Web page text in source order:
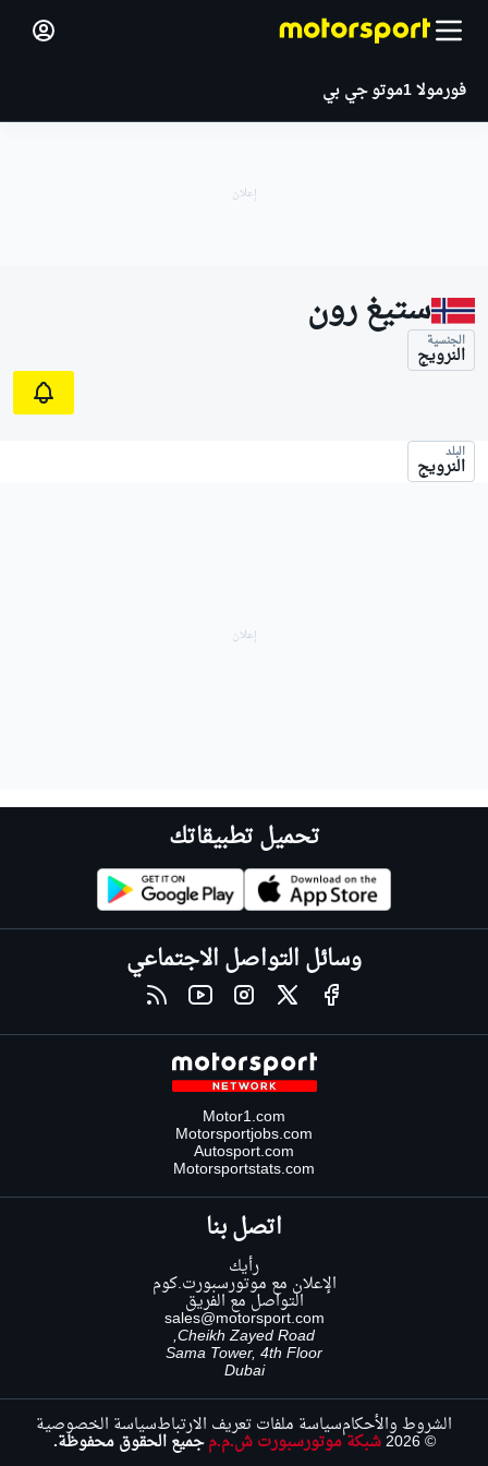
فورمولا 1 موتو جي بي
ستيغ رون
الجنسية
النرويج
البلد
النرويج
تحميل تطبيقاتك
وسائل التواصل الاجتماعي
Motor1.com
Motorsportjobs.com
Autosport.com
Motorsportstats.com
اتصل بنا
رأيك
الإعلان مع موتورسبورت.كوم
التواصل مع الفريق
sales@motorsport.com
Cheikh Zayed Road,
Sama Tower, 4th Floor
Dubai
© 2026 شبكة موتورسبورت ش.م.م جميع الحقوق محفوظة.
الشروط والأحكامسياسة ملفات تعريف الارتباطسياسة الخصوصية